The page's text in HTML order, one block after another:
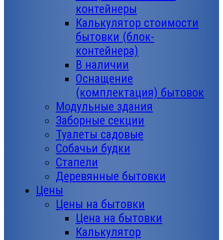
контейнеры
Калькулятор стоимости
бытовки (блок-
контейнера)
В наличии
Оснащение
(комплектация) бытовок
Модульные здания
Заборные секции
Туалеты садовые
Собачьи будки
Стапели
Деревянные бытовки
Цены
Цены на бытовки
Цена на бытовки
Калькулятор